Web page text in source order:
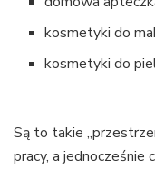
kosmetyki do
kosmetyki do
Są to takie
pracy, a